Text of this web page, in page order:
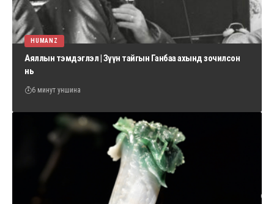
HUMANZ
Аяллын тэмдэглэл | Зүүн тайгын Ганбаа ахынд зочилсон
нь
6 минут уншина